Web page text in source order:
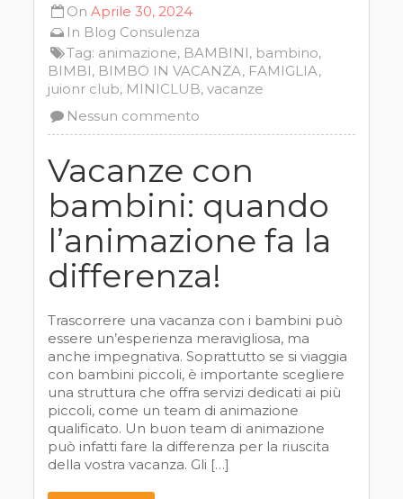
OnAprile 30, 2024
In Blog Consulenza
Tag: animazione, BAMBINI, bambino,
BIMBI, BIMBO IN VACANZA, FAMIGLIA,
juionr club, MINICLUB,vacanze
Nessun commento
Vacanze con
bambini: quando
l’animazione fa la
differenza!
Trascorrere una vacanza con i bambini può
essere un’esperienza meravigliosa, ma
anche impegnativa. Soprattutto se si viaggia
con bambini piccoli, è importante scegliere
una struttura che offra servizi dedicati ai più
piccoli, come un team di animazione
qualificato. Un buon team di animazione
può infatti fare la differenza per la riuscita
della vostra vacanza. Gli […]